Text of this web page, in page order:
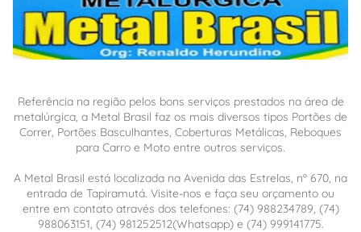
Referência na região pelos bons serviços prestados na área de
metalúrgica, a Metal Brasil faz os mais diversos tipos Portões de
Correr, Portões Basculhantes, Coberturas Metálicas, Reboques
para Carro e Moto entre outros serviços.
A Metal Brasil está localizada na Avenida das Estrelas, nº 670, na
entrada de Tapiramutá. Visite-nos e faça seu orçamento ou
entre em contato através dos telefones: (74) 988234789, (74)
988063151, (74) 981252512(Whatsapp) e (74) 999141775.